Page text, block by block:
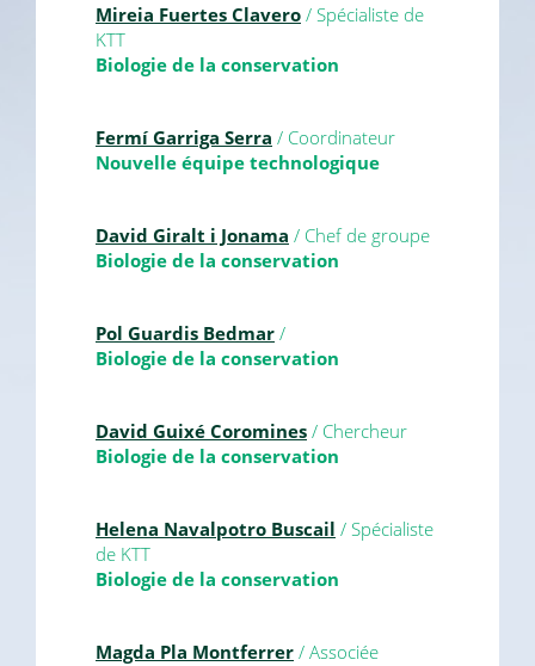
Mireia Fuertes Clavero / Spécialiste de
KTT
Biologie de la conservation
Fermí Garriga Serra / Coordinateur
Nouvelle équipe technologique
David Giralt i Jonama / Chef de groupe
Biologie de la conservation
Pol Guardis Bedmar /
Biologie de la conservation
David Guixé Coromines / Chercheur
Biologie de la conservation
Helena Navalpotro Buscail / Spécialiste
de KTT
Biologie de la conservation
Magda Pla Montferrer / Associée